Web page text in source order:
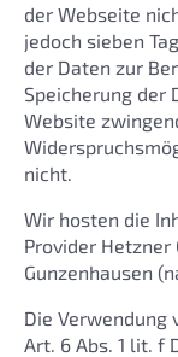
der Webseite
jedoch sieben
der Daten zur
Speicherung der
Website
nicht.
Wir hosten die
Provider Hetzner
Gunzenhausen
Die Verwendung
Art. 6 Abs. 1 lit. f